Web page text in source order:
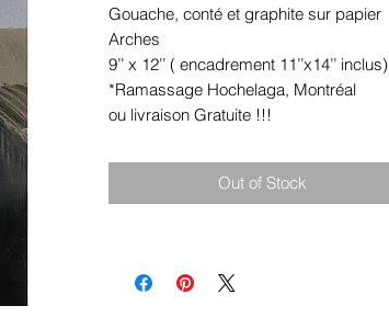
Gouache, conté et graphite sur papier
Arches
9’’ x 12’’ ( encadrement 11’’x14’’ inclus)
*Ramassage Hochelaga, Montréal
ou livraison Gratuite !!!
Out of Stock